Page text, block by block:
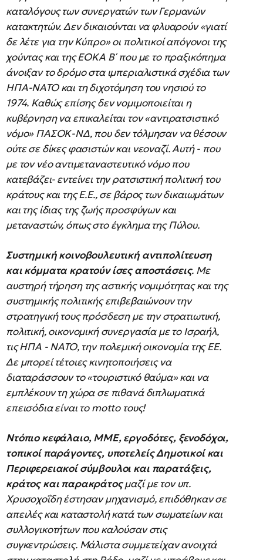
καταλόγους των συνεργατών των Γερμανών
κατακτητών. Δεν δικαιούνται να φλυαρούν «γιατί
δε λέτε για την Κύπρο» οι πολιτικοί απόγονοι της
χούντας και της ΕΟΚΑ Β΄ που με το πραξικόπημα
άνοιξαν το δρόμο στα ιμπεριαλιστικά σχέδια των
ΗΠΑ-ΝΑΤΟ και τη διχοτόμηση του νησιού το
1974. Καθώς επίσης δεν νομιμοποιείται η
κυβέρνηση να επικαλείται τον «αντιρατσιστικό
νόμο» ΠΑΣΟΚ-ΝΔ, που δεν τόλμησαν να θέσουν
ούτε σε δίκες φασιστών και νεοναζί. Αυτή - που
με τον νέο αντιμεταναστευτικό νόμο που
κατεβάζει- εντείνει την ρατσιστική πολιτική του
κράτους και της Ε.Ε., σε βάρος των δικαιωμάτων
και της ίδιας της ζωής προσφύγων και
μεταναστών, όπως στο έγκλημα της Πύλου.
Συστημική κοινοβουλευτική αντιπολίτευση
και κόμματα κρατούν ίσες αποστάσεις. Με
αυστηρή τήρηση της αστικής νομιμότητας και της
συστημικής πολιτικής επιβεβαιώνουν την
στρατηγική τους πρόσδεση με την στρατιωτική,
πολιτική, οικονομική συνεργασία με το Ισραήλ,
τις ΗΠΑ - ΝΑΤΟ, την πολεμική οικονομία της ΕΕ.
Δε μπορεί τέτοιες κινητοποιήσεις να
διαταράσσουν το «τουριστικό θαύμα» και να
εμπλέκουν τη χώρα σε πιθανά διπλωματικά
επεισόδια είναι το motto τους!
Ντόπιο κεφάλαιο, ΜΜΕ, εργοδότες, ξενοδόχοι,
τοπικοί παράγοντες, υποτελείς Δημοτικοί και
Περιφερειακοί σύμβουλοι και παρατάξεις,
κράτος και παρακράτοςμαζί με τον υπ.
Χρυσοχοΐδη έστησαν μηχανισμό, επιδόθηκαν σε
απειλές και καταστολή κατά των σωματείων και
συλλογικοτήτων που καλούσαν στις
συγκεντρώσεις. Μάλιστα συμμετείχαν ανοιχτά